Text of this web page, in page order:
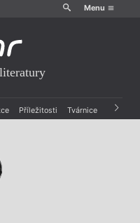
Menu
Příležitosti Tvárnice Archiv